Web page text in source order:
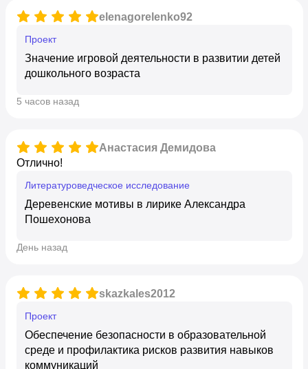
elenagorelenko92
Проект
Значение игровой деятельности в развитии детей
дошкольного возраста
5 часов назад
Анастасия Демидова
Отлично!
Литературоведческое исследование
Деревенские мотивы в лирике Александра
Пошехонова
день назад
skazkales2012
Проект
Обеспечение безопасности в образовательной
среде и профилактика рисков развития навыков
коммуникаций